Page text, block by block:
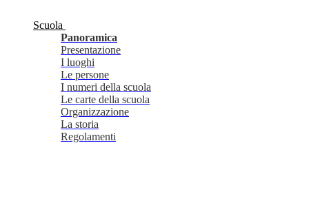
Scuola
Panoramica
Presentazione
I luoghi
Le persone
I numeri della scuola
Le carte della scuola
Organizzazione
La storia
Regolamenti